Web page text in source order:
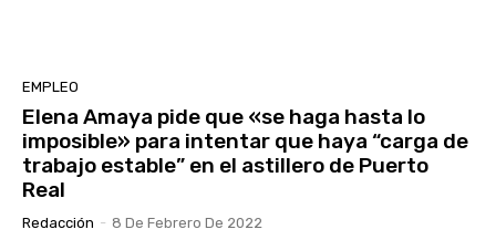
EMPLEO
Elena Amaya pide que «se haga hasta lo
imposible» para intentar que haya “carga de
trabajo estable” en el astillero de Puerto
Real
Redacción - 8 De Febrero De 2022